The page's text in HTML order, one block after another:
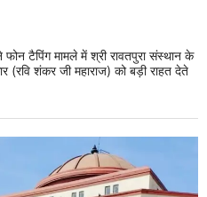
टैपिंग मामले में श्री रावतपुरा संस्थान के
(रवि शंकर जी महाराज) को बड़ी राहत देते